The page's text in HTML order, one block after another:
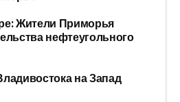
Жители Приморья
нефтеугольного
на Запад